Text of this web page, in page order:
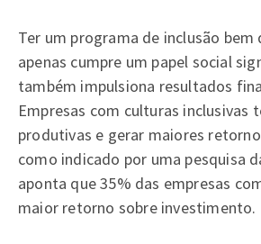
Ter um programa de inclusão
apenas cumpre um papel social
também impulsiona resultados
Empresas com culturas inclusivas
produtivas e gerar maiores
como indicado por uma pesquisa
aponta que 35% das empresas
maior retorno sobre investimento.